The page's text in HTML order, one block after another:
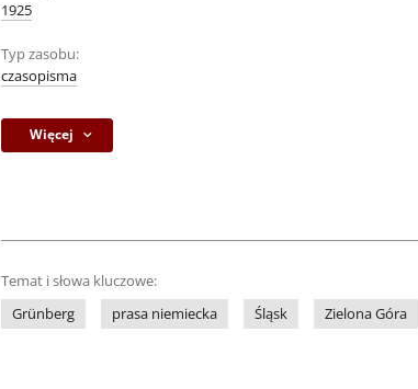
1925
Typ zasobu:
czasopisma
Więcej
Temat i słowa kluczowe:
Grünberg
prasa niemiecka Śląsk Zielona Góra